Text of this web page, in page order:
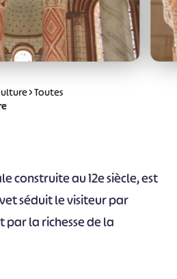
>Toutes
construite au 12e siècle, est
séduit le visiteur par
la richesse de la